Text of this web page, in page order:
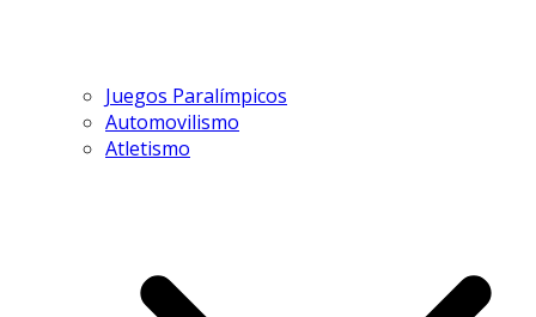
Juegos Paralímpicos
Automovilismo
Atletismo